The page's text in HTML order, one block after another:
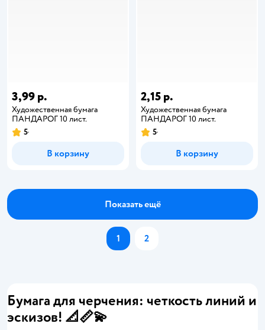
3,99 р.
Художественная бумага
ПАНДАРОГ 10 лист.
5
В корзину
2,15 р.
Художественная бумага
ПАНДАРОГ 10 лист.
5
В корзину
Показать ещё
1 2
Бумага для черчения: четкость линий и
эскизов! 📐📏💫